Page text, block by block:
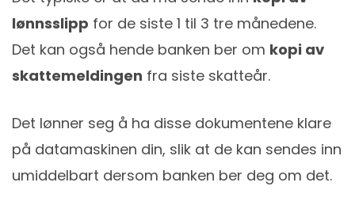
lønnsslipp for de siste 1 til 3 tre månedene.
Det kan også hende banken ber om kopi av
skattemeldingen fra siste skatteår.
Det lønner seg å ha disse dokumentene klare
på datamaskinen din, slik at de kan sendes inn
umiddelbart dersom banken ber deg om det.